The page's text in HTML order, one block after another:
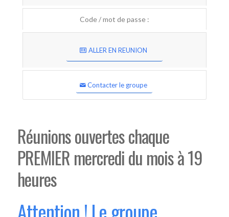
Code / mot de passe :
ALLER EN REUNION
Contacter le groupe
Réunions ouvertes chaque
PREMIER mercredi du mois à 19
heures